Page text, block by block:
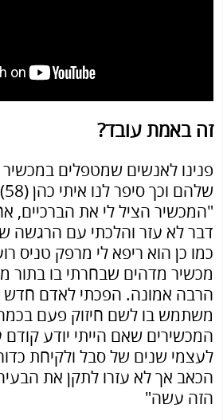
זה באמת עובד?
פנינו לאנשים שמטפלים במכשיר
"המכשיר הציל לי את הברכיים,
דבר לא עזר והלכתי עם הרגשה
כמו כן הוא ריפא לי מרפק טניס
מכשיר מדהים שבחרתי בו בתור
הרבה אמונה. הפכתי לאדם חדש
משתמש בו לשם חיזוק פעם
המכשירים שאם הייתי יודע קודם
לעצמי שנים של סבל ולקיחת
הכאב אך לא עזרו לתקן את
הזה עשה"